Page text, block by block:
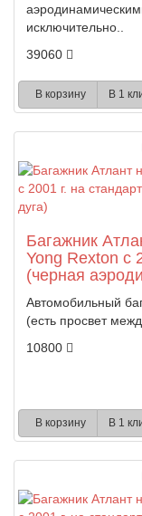
исключительно..
39060
В корзину В 1
Багажник
Yong Rexton с
(черная
Автомобильный
(есть просвет
10800
В корзину В 1